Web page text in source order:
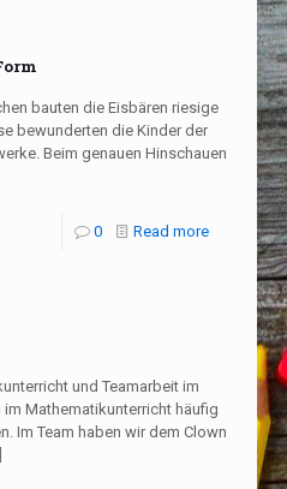
bauten die Eisbären riesige
bewunderten die Kinder der
Beim genauen Hinschauen
0 Read more
und Teamarbeit im
Mathematikunterricht häufig
Im Team haben wir dem Clown